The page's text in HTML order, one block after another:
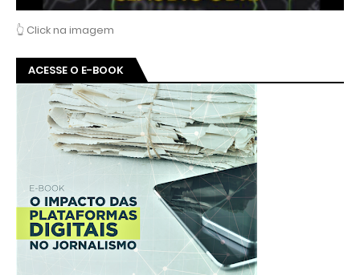
👆 Click na imagem
ACESSE O E-BOOK